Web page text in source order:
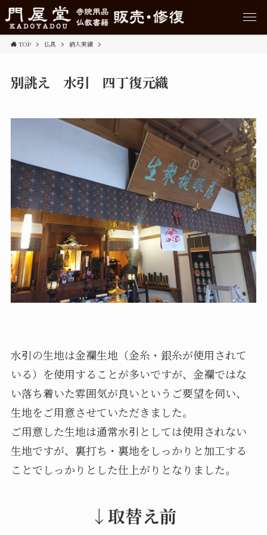
TOP 仏具 納入実績
別誂え 水引 四丁復元織
水引の生地は金襴生地（金糸・銀糸が使用されて
いる）を使用することが多いですが、金襴ではな
い落ち着いた雰囲気が良いというご要望を伺い、
生地をご用意させていただきました。
ご用意した生地は通常水引としては使用されない
生地ですが、裏打ち・裏地をしっかりと加工する
ことでしっかりとした仕上がりとなりました。
↓取替え前